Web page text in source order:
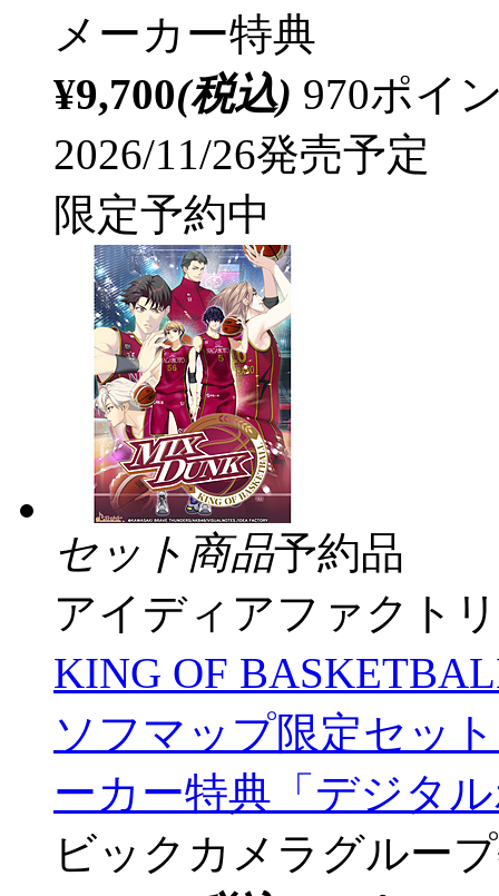
メーカー特典
¥9,700(税込) 970ポイ
2026/11/26発売予定
限定予約中
セット商品予約品
アイディアファクト
KING OF
ソフマップ限定セッ
ーカー特典「デジタ
ビックカメラグルー